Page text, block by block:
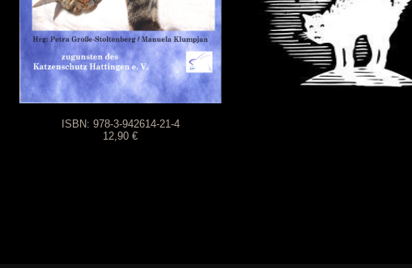
ISBN: 978-3-942614-21-4
12,90 €